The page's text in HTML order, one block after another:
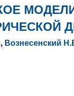
, Вознесенский